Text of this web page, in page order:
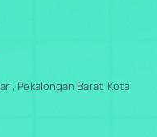
Pekalongan Barat, Kota